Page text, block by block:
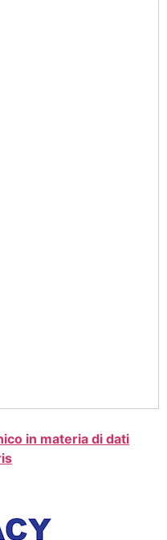
in materia di dati